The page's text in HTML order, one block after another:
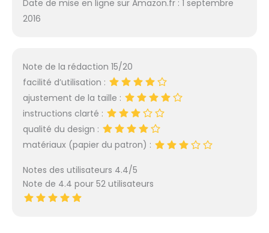
Date de mise en ligne sur Amazon.fr : 1 septembre
2016
Note de la rédaction 15/20
facilité d’utilisation :
ajustement de la taille :
instructions clarté :
qualité du design :
matériaux (papier du patron) :
Notes des utilisateurs 4.4/5
Note de 4.4 pour 52 utilisateurs